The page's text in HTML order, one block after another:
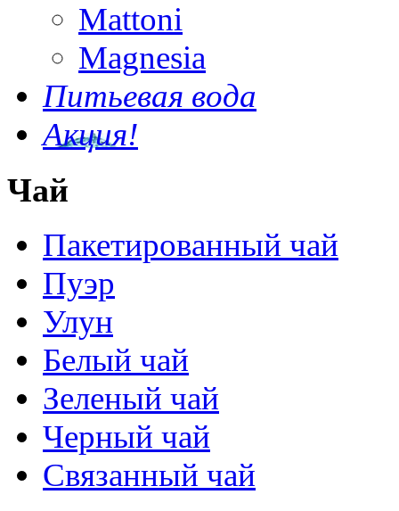
Mattoni
Magnesia
Питьевая вода
Акция!
Чай
Пакетированный чай
Пуэр
Улун
Белый чай
Зеленый чай
Черный чай
Связанный чай